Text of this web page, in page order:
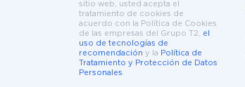
sitio web, usted acepta el
tratamiento de cookies de
acuerdo con la Política de Cookies
de las empresas del Grupo T2, el
uso de tecnologías de
recomendación y la Política de
Tratamiento y Protección de Datos
Personales .